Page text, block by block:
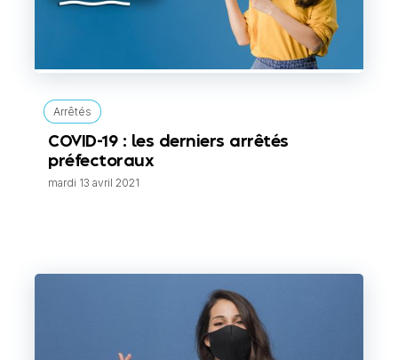
Arrêtés
COVID-19 : les derniers arrêtés
préfectoraux
mardi 13 avril 2021